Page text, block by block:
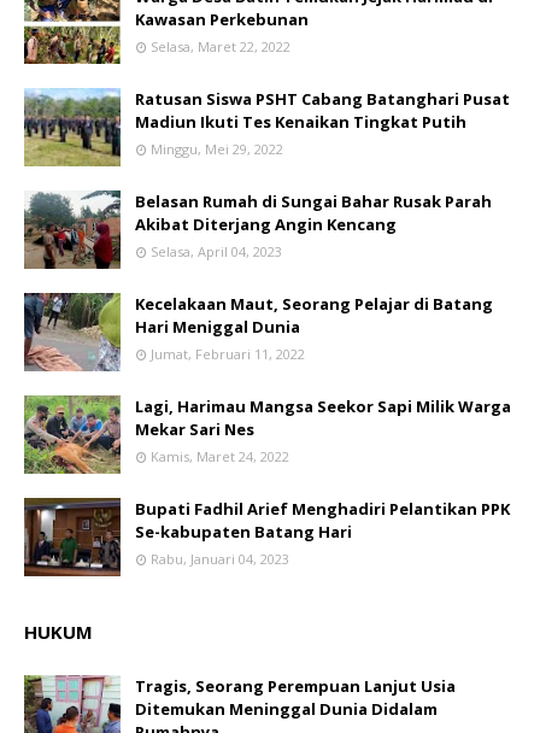
Kawasan Perkebunan
Selasa, Maret 22, 2022
Ratusan Siswa PSHT Cabang Batanghari Pusat
Madiun Ikuti Tes Kenaikan Tingkat Putih
Minggu, Mei 29, 2022
Belasan Rumah di Sungai Bahar Rusak Parah
Akibat Diterjang Angin Kencang
Selasa, April 04, 2023
Kecelakaan Maut, Seorang Pelajar di Batang
Hari Meniggal Dunia
Jumat, Februari 11, 2022
Lagi, Harimau Mangsa Seekor Sapi Milik Warga
Mekar Sari Nes
Kamis, Maret 24, 2022
Bupati Fadhil Arief Menghadiri Pelantikan PPK
Se-kabupaten Batang Hari
Rabu, Januari 04, 2023
HUKUM
Tragis, Seorang Perempuan Lanjut Usia
Ditemukan Meninggal Dunia Didalam